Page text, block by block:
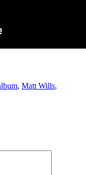
, Matt Wills,